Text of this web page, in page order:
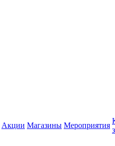
Акции Магазины Мероприятия